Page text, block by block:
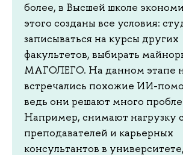
более, в Высшей школе
этого созданы все условия:
записываться на курсы других
факультетов, выбирать
МАГОЛЕГО. На данном этапе
встречались похожие ИИ-
ведь они решают много
Например, снимают нагрузку с
преподавателей и карьерных
консультантов в